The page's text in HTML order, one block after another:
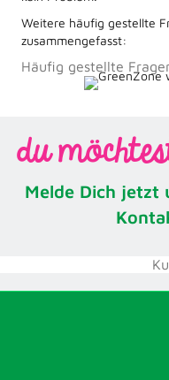
Weitere häufig gestellte
zusammengefasst:
Häufig gestellte
du
Melde Dich jetzt